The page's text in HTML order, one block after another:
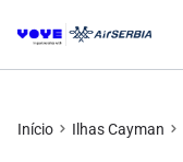
Início Ilhas Cayman